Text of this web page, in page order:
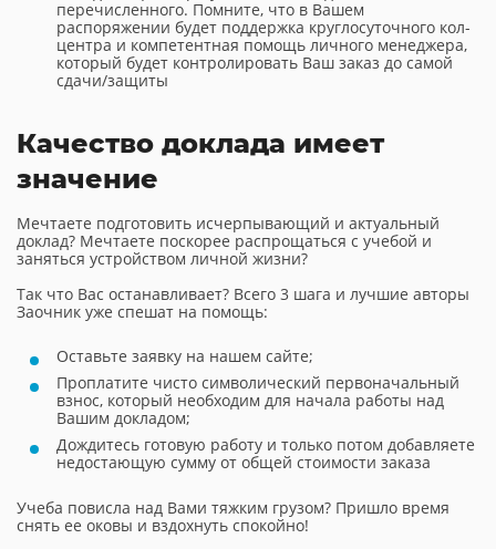
перечисленного. Помните, что в Вашем
распоряжении будет поддержка круглосуточного кол-
центра и компетентная помощь личного менеджера,
который будет контролировать Ваш заказ до самой
сдачи/защиты
Качество доклада имеет
значение
Мечтаете подготовить исчерпывающий и актуальный
доклад? Мечтаете поскорее распрощаться с учебой и
заняться устройством личной жизни?
Так что Вас останавливает? Всего 3 шага и лучшие авторы
Заочник уже спешат на помощь:
Оставьте заявку на нашем сайте;
Проплатите чисто символический первоначальный
взнос, который необходим для начала работы над
Вашим докладом;
Дождитесь готовую работу и только потом добавляете
недостающую сумму от общей стоимости заказа
Учеба повисла над Вами тяжким грузом? Пришло время
снять ее оковы и вздохнуть спокойно!